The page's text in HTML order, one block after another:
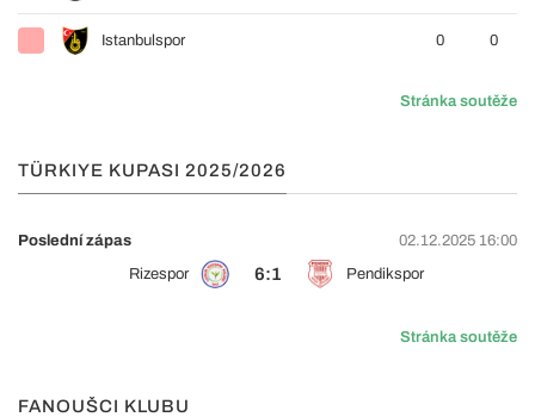
Istanbulspor 0 0
Stránka soutěže
TÜRKIYE KUPASI 2025/2026
Poslední zápas
02.12.2025 16:00
Rizespor
6:1 Pendikspor
Stránka soutěže
FANOUŠCI KLUBU